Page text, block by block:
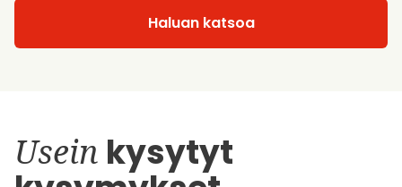
Haluan katsoa
Usein kysytyt